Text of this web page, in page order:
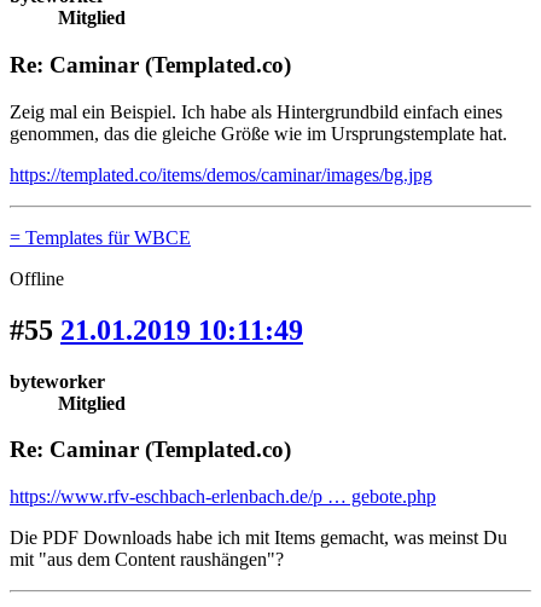
Mitglied
Re: Caminar (Templated.co)
Zeig mal ein Beispiel. Ich habe als Hintergrundbild einfach eines
genommen, das die gleiche Größe wie im Ursprungstemplate hat.
https://templated.co/items/demos/caminar/images/bg.jpg
= Templates für WBCE
Offline
#55 21.01.2019 10:11:49
byteworker
Mitglied
Re: Caminar (Templated.co)
https://www.rfv-eschbach-erlenbach.de/p … gebote.php
Die PDF Downloads habe ich mit Items gemacht, was meinst Du
mit "aus dem Content raushängen"?